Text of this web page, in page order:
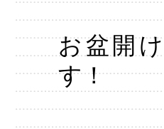
お盆開
す！